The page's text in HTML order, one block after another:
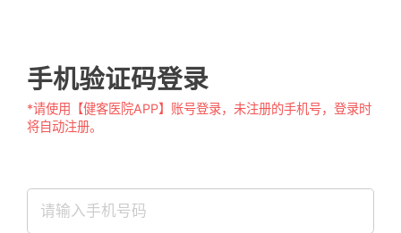
手机验证码登录
*请使用【健客医院APP】账号登录，未注册的手机号，登录时
将自动注册。